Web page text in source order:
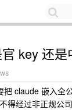
key 还是
claude 嵌入全
得经过非正规公